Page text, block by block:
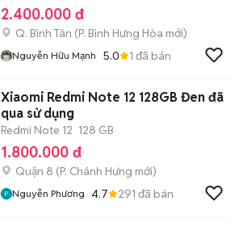
2.400.000 đ
Q. Bình Tân (P. Bình Hưng Hòa mới)
Nguyễn Hữu Mạnh 5.0 1 đã bán
Xiaomi Redmi Note 12 128GB Đen đã
qua sử dụng
Redmi Note 12 128 GB
1.800.000 đ
Quận 8 (P. Chánh Hưng mới)
Nguyễn Phương 4.7 291 đã bán